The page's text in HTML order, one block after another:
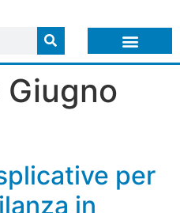
Giugno
per
in